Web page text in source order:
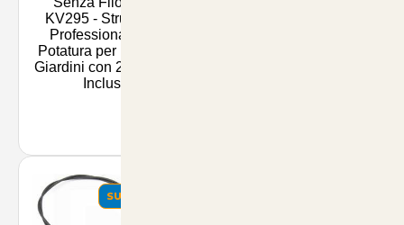
KV295 - Strumento
Professionale per
Potatura per Parchi e
Giardini con 2 Batterie
Incluse
SUMMER